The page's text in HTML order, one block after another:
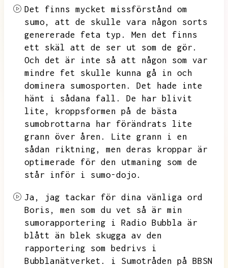
Det finns mycket missförstånd om
sumo,
att de skulle vara någon sorts
genererade feta typ.
Men det finns
ett skäl att de ser ut som de gör.
Och det är inte så att någon som var
mindre fet skulle kunna gå in och
dominera sumosporten.
Det hade inte
hänt i sådana fall.
De har blivit
lite,
kroppsformen på de bästa
sumobrottarna har förändrats lite
grann över åren.
Lite grann i en
sådan riktning,
men deras kroppar är
optimerade för den utmaning som de
står inför i sumo-dojo.
Ja,
jag tackar för dina vänliga ord
Boris,
men som du vet så är min
sumorapportering i Radio Bubbla är
blått än blek skugga av den
rapportering som bedrivs i
Bubblanätverket.
i Sumotråden på BBSN